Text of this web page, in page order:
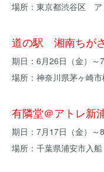
場所：東京都渋谷区
道の駅 湘南ちが
期日：6月26日（金）～
場所：神奈川県茅ヶ
有隣堂＠アトレ
期日：7月17日（金）～
場所：千葉県浦安市入